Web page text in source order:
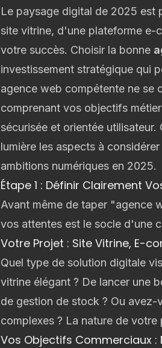
Le paysage digital de 2025 est
site vitrine, d'une plateforme e-
votre succès. Choisir la bonne
investissement stratégique qui
agence web compétente ne se
comprenant vos objectifs
sécurisée et orientée
lumière les aspects à
ambitions numériques en 2025.
Étape 1 : Définir Clairement
Avant même de taper "agence
vos attentes est le socle d'une
Votre Projet : Site Vitrine, E-
Quel type de solution digitale
vitrine élégant ? De lancer une
de gestion de stock ? Ou
complexes ? La nature de
Vos Objectifs Commerciaux :